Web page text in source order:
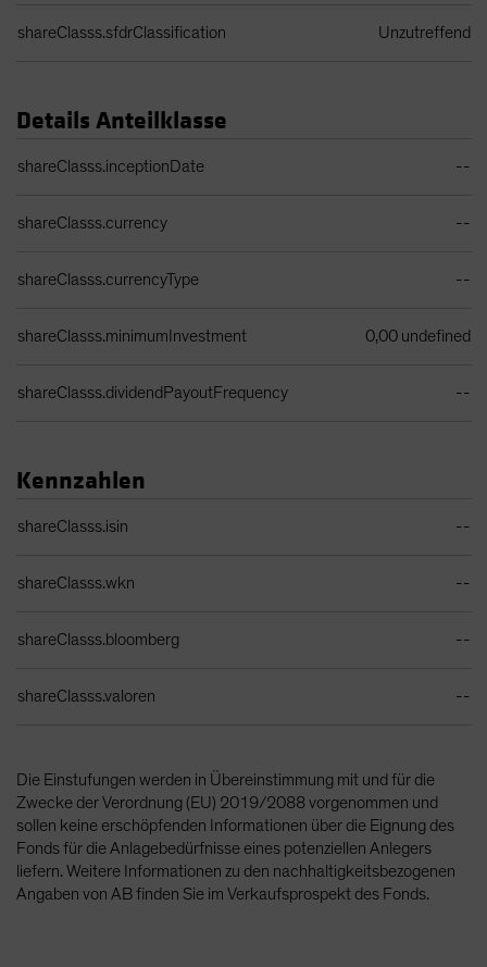
shareClasss.sfdrClassification Unzutreffend
Details Anteilklasse
shareClasss.inceptionDate --
shareClasss.currency --
shareClasss.currencyType --
shareClasss.minimumInvestment 0,00 undefined
shareClasss.dividendPayoutFrequency --
Kennzahlen
shareClasss.isin --
shareClasss.wkn --
shareClasss.bloomberg --
shareClasss.valoren --
Die Einstufungen werden in Übereinstimmung mit und für die
Zwecke der Verordnung (EU) 2019/2088 vorgenommen und
sollen keine erschöpfenden Informationen über die Eignung des
Fonds für die Anlagebedürfnisse eines potenziellen Anlegers
liefern. Weitere Informationen zu den nachhaltigkeitsbezogenen
Angaben von AB finden Sie im Verkaufsprospekt des Fonds.